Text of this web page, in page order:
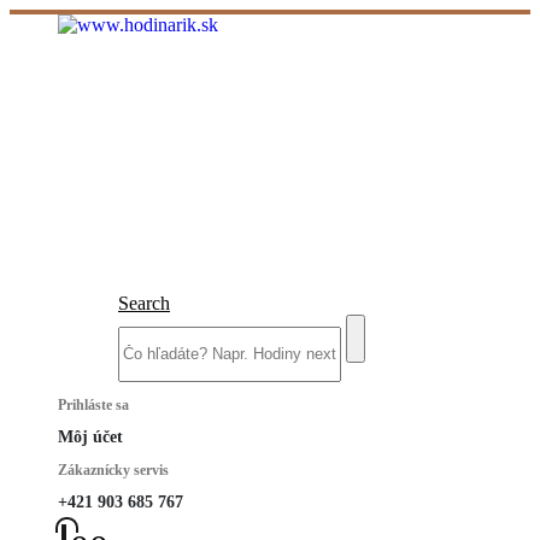
Search
Prihláste sa
Môj účet
Zákaznícky servis
+421 903 685 767